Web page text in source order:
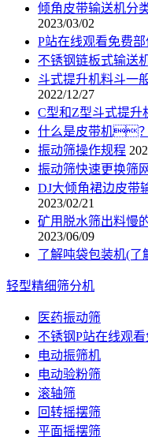
倾角皮带输送机
2023/03/02
P站在线观看免费
不锈钢链板式输送
斗式提升机料斗一
2022/12/27
C型和Z型斗式提升
什么是皮带机？
振动筛操作规程
振动筛快速更换筛
DJ大倾角裙边皮带
2023/02/21
矿用脱水筛出料慢
2023/06/09
了解吨袋包装机(了
轻型精细筛分机
医药振动筛
不锈钢P站在线观看
电动振筛机
电动验粉筛
滚轴筛
回转摇摆筛
平面摇摆筛